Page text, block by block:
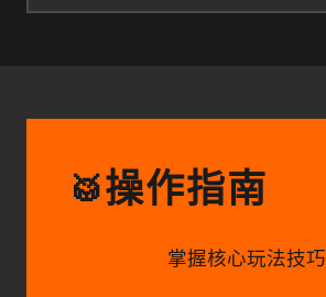
🥁操作指南
掌握核心玩法技巧